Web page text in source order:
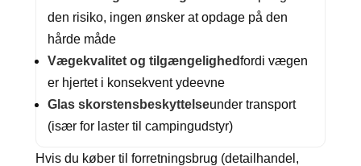
den risiko, ingen ønsker at opdage på den
hårde måde
Vægekvalitet og tilgængelighedfordi vægen
er hjertet i konsekvent ydeevne
Glas skorstensbeskyttelseunder transport
(især for laster til campingudstyr)
Hvis du køber til forretningsbrug (detailhandel,